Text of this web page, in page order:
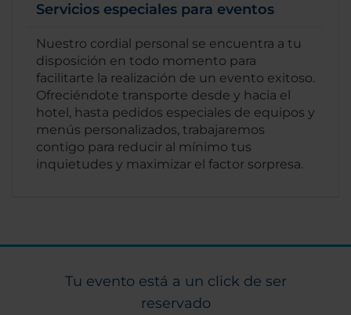
Servicios especiales para eventos
Nuestro cordial personal se encuentra a tu
disposición en todo momento para
facilitarte la realización de un evento exitoso.
Ofreciéndote transporte desde y hacia el
hotel, hasta pedidos especiales de equipos y
menús personalizados, trabajaremos
contigo para reducir al mínimo tus
inquietudes y maximizar el factor sorpresa.
Tu evento está a un click de ser
reservado